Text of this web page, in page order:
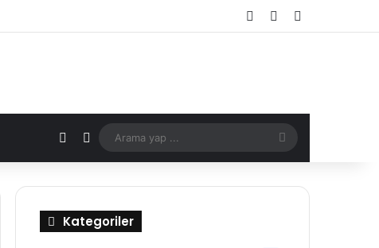
Kayıt OlRastgele Makale
Rastgele Makale
Arama
yap
Kategoriler